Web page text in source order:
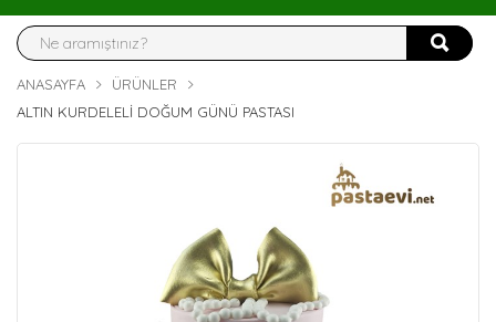
ANASAYFA
ÜRÜNLER
ALTIN KURDELELI DOĞUM GÜNÜ PASTASI